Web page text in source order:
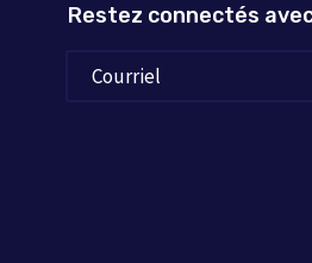
Restez connectés